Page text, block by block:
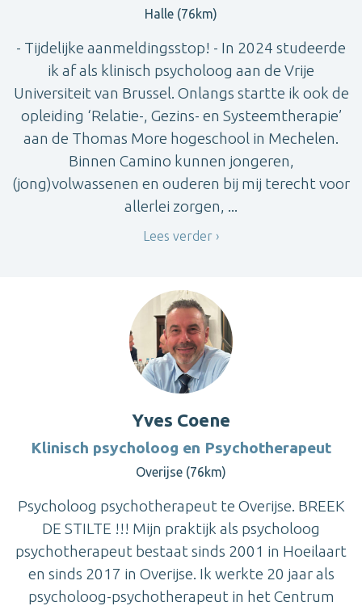
Halle (76km)
- Tijdelijke aanmeldingsstop! - In 2024 studeerde
ik af als klinisch psycholoog aan de Vrije
Universiteit van Brussel. Onlangs startte ik ook de
opleiding ‘Relatie-, Gezins- en Systeemtherapie’
aan de Thomas More hogeschool in Mechelen.
Binnen Camino kunnen jongeren,
(jong)volwassenen en ouderen bij mij terecht voor
allerlei zorgen, ...
Lees verder
Yves Coene
Klinisch psycholoog en Psychotherapeut
Overijse (76km)
Psycholoog psychotherapeut te Overijse. BREEK
DE STILTE !!! Mijn praktijk als psycholoog
psychotherapeut bestaat sinds 2001 in Hoeilaart
en sinds 2017 in Overijse. Ik werkte 20 jaar als
psycholoog-psychotherapeut in het Centrum